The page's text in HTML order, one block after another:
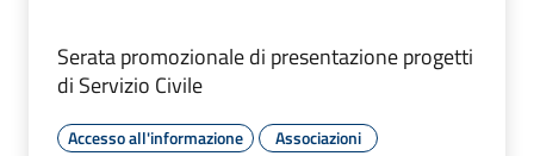
Serata promozionale di presentazione progetti
di Servizio Civile
Accesso all'informazione Associazioni